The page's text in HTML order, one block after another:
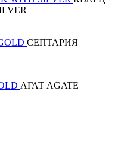
СЕПТАРИЯ
АГАТ AGATE